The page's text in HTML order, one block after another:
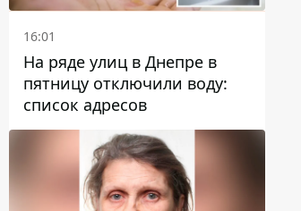
16:01
На ряде улиц в Днепре в
пятницу отключили воду:
список адресов